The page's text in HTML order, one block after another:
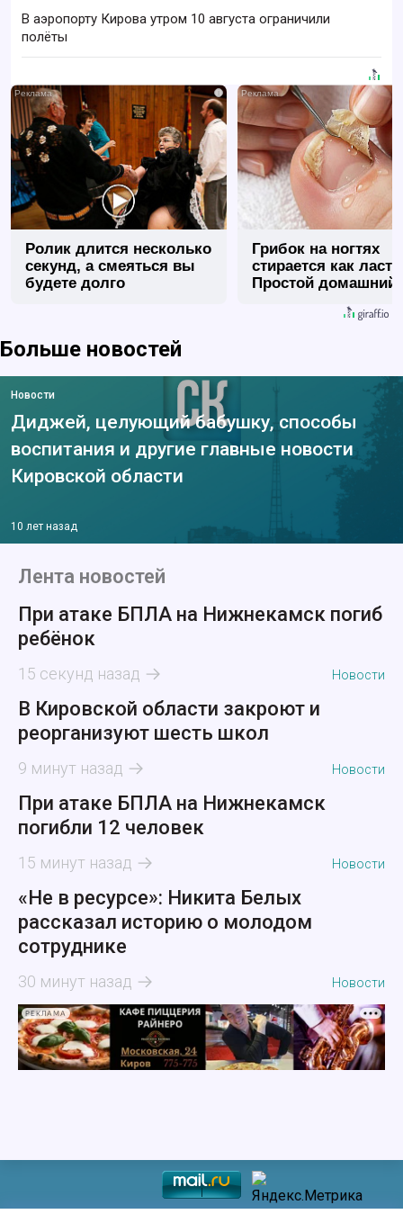
В аэропорту Кирова утром 10 августа ограничили
полёты
i
Ролик длится несколько
секунд, а смеяться вы
будете долго
Грибок на ногтях
стирается как
Простой домашний
Больше новостей
Новости
Диджей, целующий бабушку, способы
воспитания и другие главные новости
Кировской области
10 лет назад
Лента новостей
При атаке БПЛА на Нижнекамск погиб
ребёнок
15 секунд назад Новости
В Кировской области закроют и
реорганизуют шесть школ
9 минут назад Новости
При атаке БПЛА на Нижнекамск
погибли 12 человек
15 минут назад Новости
«Не в ресурсе»: Никита Белых
рассказал историю о молодом
сотруднике
30 минут назад Новости
РЕКЛАМА